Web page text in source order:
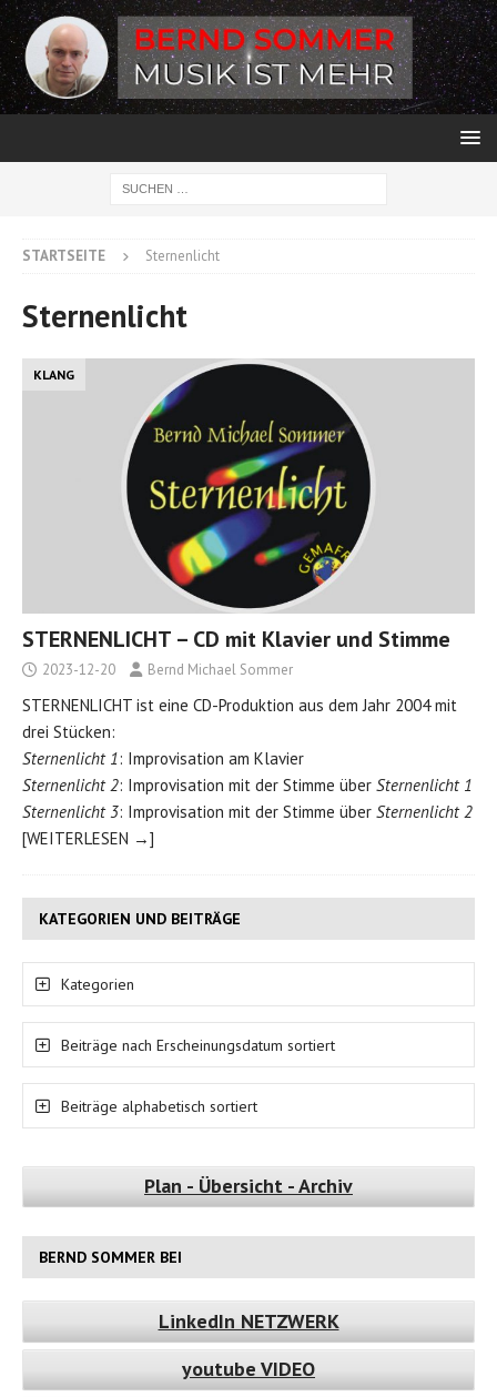
STARTSEITE Sternenlicht
Sternenlicht
KLANG
STERNENLICHT – CD mit Klavier und Stimme
2023-12-20 Bernd Michael Sommer
STERNENLICHT ist eine CD-Produktion aus dem Jahr 2004 mit
drei Stücken:
Sternenlicht 1: Improvisation am Klavier
Sternenlicht 2: Improvisation mit der Stimme über Sternenlicht 1
Sternenlicht 3: Improvisation mit der Stimme über Sternenlicht 2
[WEITERLESEN →]
KATEGORIEN UND BEITRÄGE
Kategorien
Beiträge nach Erscheinungsdatum sortiert
Beiträge alphabetisch sortiert
Plan - Übersicht - Archiv
BERND SOMMER BEI
LinkedIn NETZWERK
youtube VIDEO